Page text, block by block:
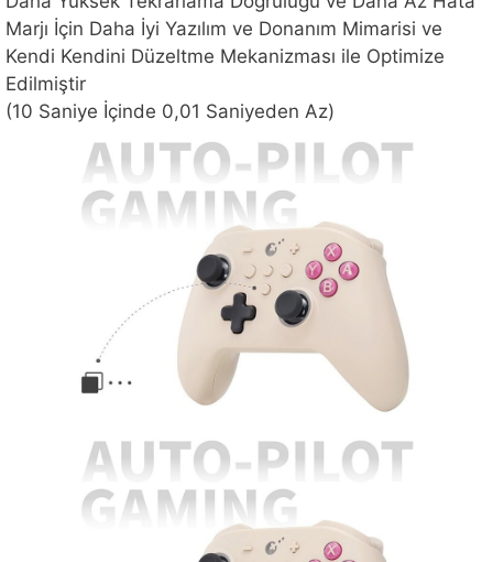
Marjı İçin Daha İyi Yazılım ve Donanım Mimarisi ve
Kendi Kendini Düzeltme Mekanizması ile Optimize
Edilmiştir
(10 Saniye İçinde 0,01 Saniyeden Az)